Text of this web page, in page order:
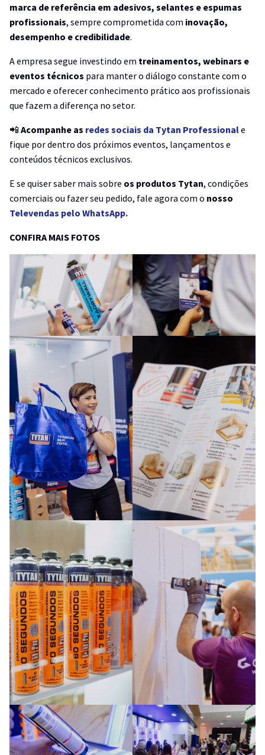
marca de referência em adesivos, selantes e espumas
profissionais, sempre comprometida com inovação,
desempenho e credibilidade.
A empresa segue investindo em treinamentos, webinars e
eventos técnicos para manter o diálogo constante com o
mercado e oferecer conhecimento prático aos profissionais
que fazem a diferença no setor.
📲 Acompanhe as redes sociais da Tytan Professionale
fique por dentro dos próximos eventos, lançamentos e
conteúdos técnicos exclusivos.
E se quiser saber mais sobre os produtos Tytan, condições
comerciais ou fazer seu pedido, fale agora com o nosso
Televendas pelo WhatsApp.
CONFIRA MAIS FOTOS